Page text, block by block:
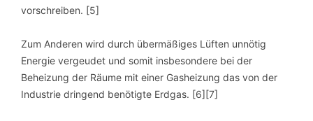
vorschreiben. [5]
Zum Anderen wird durch übermäßiges Lüften unnötig
Energie vergeudet und somit insbesondere bei der
Beheizung der Räume mit einer Gasheizung das von der
Industrie dringend benötigte Erdgas. [6][7]